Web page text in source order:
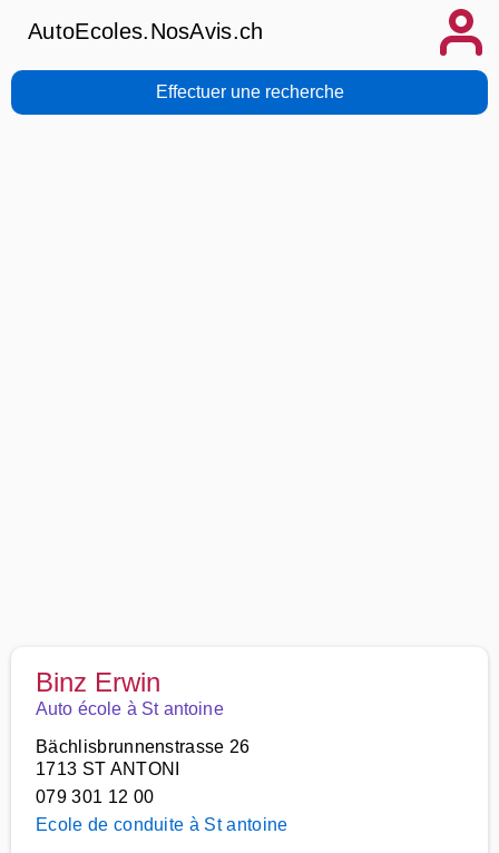
AutoEcoles.NosAvis.ch
Effectuer une recherche
Binz Erwin
Auto école à St antoine
Bächlisbrunnenstrasse 26
1713 ST ANTONI
079 301 12 00
Ecole de conduite à St antoine